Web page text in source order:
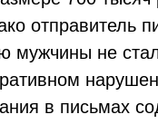
отправитель
мужчины не
в письмах